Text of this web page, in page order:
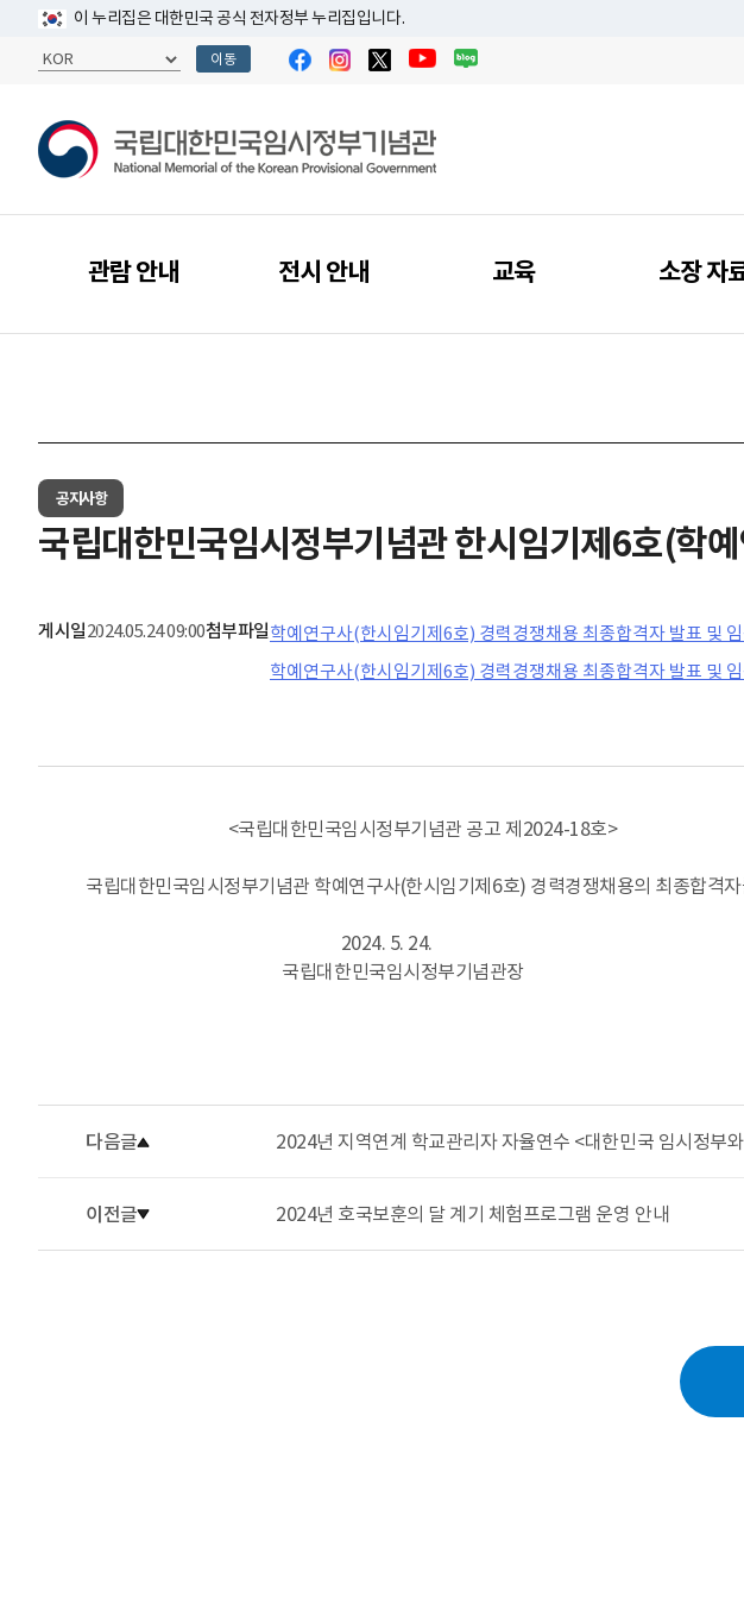
이 누리집은 대한민국 공식 전자정부 누리집입니다.
이동
관람 안내 전시 안내 교육 소장 자
공지사항
국립대한민국임시정부기념관 한시임기제6호(학
게시일2024.05.24 09:00첨부파일학예연구사(한시임기제6호) 경력경쟁채용 최종합격자 발표 및
학예연구사(한시임기제6호) 경력경쟁채용 최종합격자 발표 및
<국립대한민국임시정부기념관 공고 제2024-18호>
국립대한민국임시정부기념관 학예연구사(한시임기제6호) 경력경쟁채용의 최종합격
2024. 5. 24.
국립대한민국임시정부기념관장
다음글 2024년 지역연계 학교관리자 자율연수 <대한민국 임시정부
이전글 2024년 호국보훈의 달 계기 체험프로그램 운영 안내